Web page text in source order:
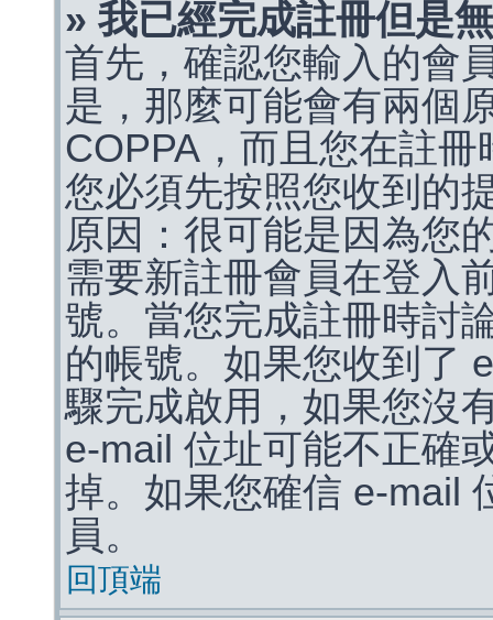
» 我已經完成註冊但是
首先，確認您輸入的會
是，那麼可能會有兩個
COPPA，而且您在註
您必須先按照您收到的
原因：很可能是因為您
需要新註冊會員在登入
號。當您完成註冊時討
的帳號。如果您收到了
驟完成啟用，如果您沒
e-mail 位址可能不正確
掉。如果您確信 e-mail
員。
回頂端